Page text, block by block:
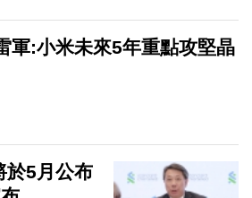
軍:小米未來5年重點攻堅晶
於5月公布